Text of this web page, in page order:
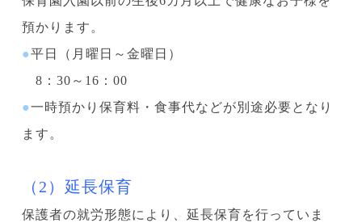
預かります。
●平日（月曜日～金曜日）
8：30～16：00
●一時預かり保育料・食事代などが別途必要となり
ます。
（2）延長保育
保護者の就労形態により、延長保育を行っていま